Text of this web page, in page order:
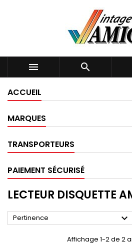
 
ACCUEIL
MARQUES
TRANSPORTEURS
PAIEMENT SÉCURISÉ
LECTEUR DISQUETTE
Pertinence 
Affichage 1-2 de 2